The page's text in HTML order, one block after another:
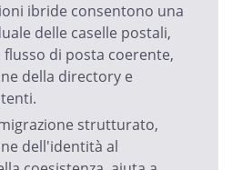
ibride consentono una
delle caselle postali,
di posta coerente,
della directory e
strutturato,
dell'identità al